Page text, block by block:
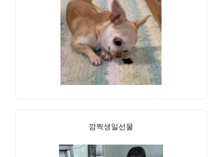
깜짝생일선물